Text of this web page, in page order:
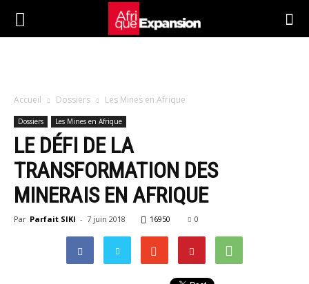
Accueil Dossiers Les Mines en Afrique
Dossiers Les Mines en Afrique
LE DÉFI DE LA
TRANSFORMATION DES
MINERAIS EN AFRIQUE
Par Parfait SIKI - 7 juin 2018 16950 0